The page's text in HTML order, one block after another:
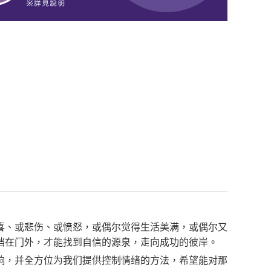
或悲伤、或愤怒，或偶尔觉得生活美满，或偶尔又
门外，才能找到自信的源泉，走向成功的彼岸。
并全方位为我们提供控制情绪的方法，希望能对那